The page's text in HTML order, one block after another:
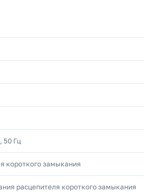
50 Гц
короткого замыкания
расцепителя короткого замыкания